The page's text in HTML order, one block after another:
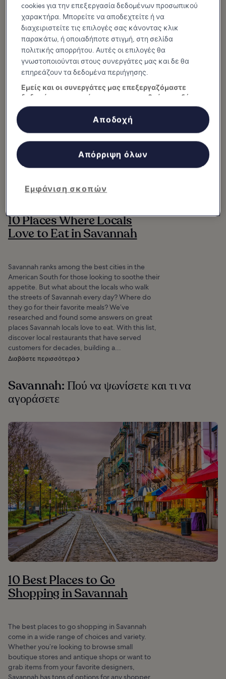
you can actually stay in. The
Georgia city proudly claims the
title of most...
Savannah: Πού και τι να φάτε
10 Places Where Locals
Love to Eat in Savannah
Savannah ranks among the best cities in the
American South for those looking to soothe their
appetite. But what about the locals who walk
the streets of Savannah every day? Where do
they go for their favorite meals? We’ve
researched and found some answers on great
places Savannah locals love to eat. With this list,
discover local restaurants that have served
customers for decades, building a...
Διαβάστε περισσότερα
Savannah: Πού να ψωνίσετε και τι να
αγοράσετε
10 Best Places to Go
Shopping in Savannah
The best places to go shopping in Savannah
come in a wide range of choices and variety.
Whether you’re looking to browse small
boutique stores and antique shops or want to
grab items from your favorite designers,
Savannah has tons of options for any shopper.
cookies για την επεξεργασία δεδομένων προσωπικού
χαρακτήρα. Μπορείτε να αποδεχτείτε ή να
διαχειριστείτε τις επιλογές σας κάνοντας κλικ
παρακάτω, ή οποιαδήποτε στιγμή, στη σελίδα
πολιτικής απορρήτου. Αυτές οι επιλογές θα
γνωστοποιούνται στους συνεργάτες μας και δε θα
επηρεάζουν τα δεδομένα περιήγησης.
Εμείς και οι συνεργάτες μας επεξεργαζόμαστε
δεδομένα προκειμένου να παρασχεθούν τα εξής:
Χρήση επακριβών δεδομένων γεωεντοπισμού. Ακριβής σάρωση
χαρακτηριστικών συσκευής για αναγνώριση ταυτότητας.
Αποθήκευση ή/και πρόσβαση στα δεδομένα μιας συσκευής.
Εξατομικευμένη διαφήμιση και περιεχόμενο, μέτρηση διαφήμισης
Εμφάνιση σκοπών
Απόρριψη όλων
Αποδοχή